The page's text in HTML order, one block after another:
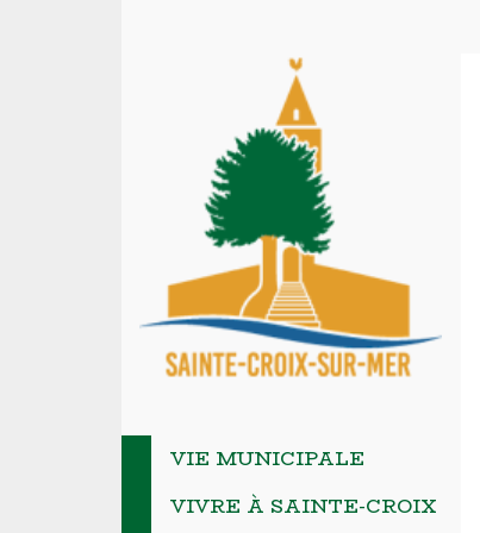
VIE MUNICIPALE
VIVRE À SAINTE-CROIX